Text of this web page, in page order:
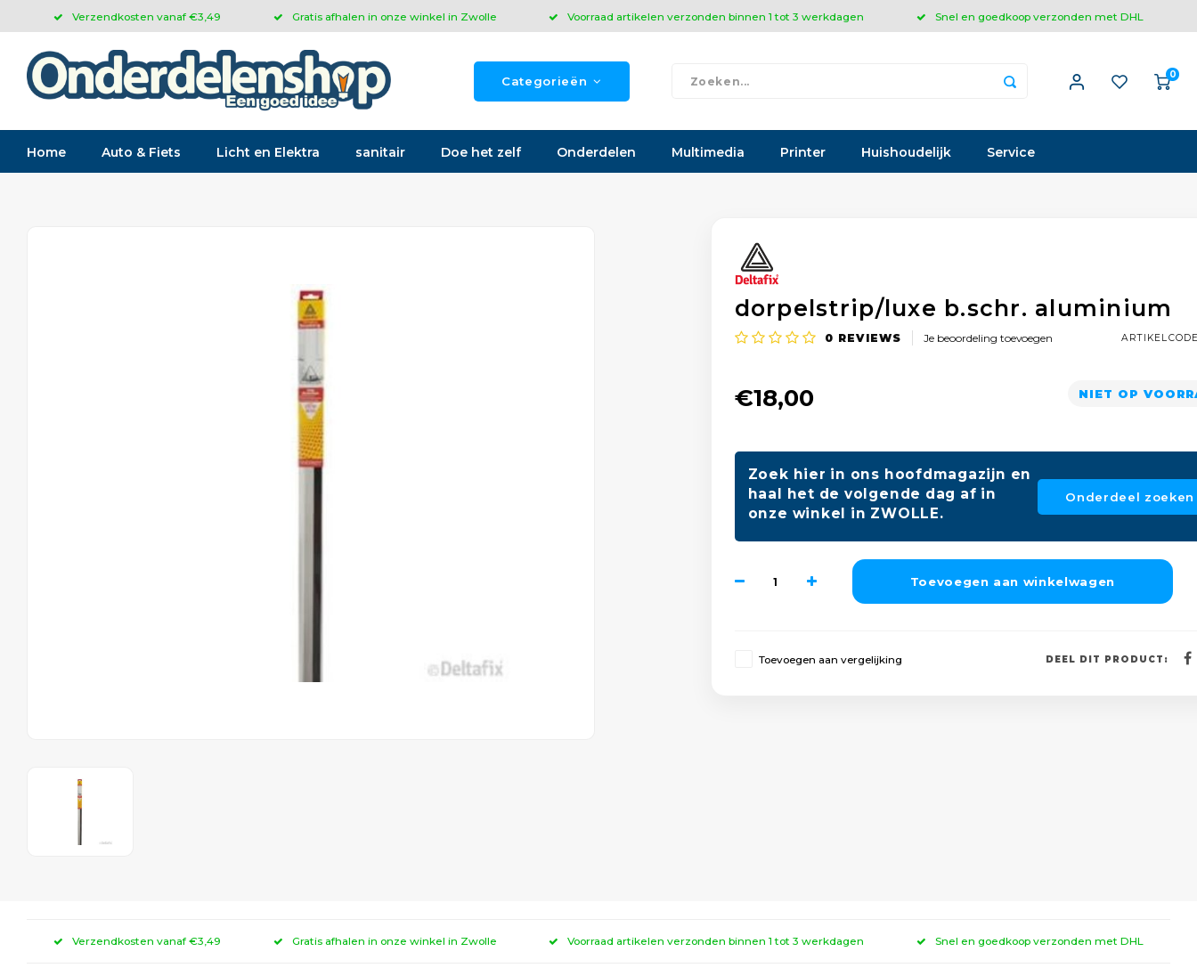
Verzendkosten vanaf €3,49 Gratis afhalen in onze winkel in Zwolle Voorraad artikelen verzonden binnen 1 tot 3 werkdagen Snel en goedkoop verzonden met DHL
Categorieën 0
Home Auto & Fiets Licht en Elektra sanitair Doe het zelf Onderdelen Multimedia Printer Huishoudelijk Service
dorpelstrip/luxe b.schr. aluminium
0 REVIEWS Je beoordeling toevoegen
€18,00 NIET OP
Zoek hier in ons hoofdmagazijn en
haal het de volgende dag af in
onze winkel in ZWOLLE.
Onderdeel zoeken
Toevoegen aan winkelwagen
Toevoegen aan vergelijking DEEL DIT PRODUCT:
Verzendkosten vanaf €3,49 Gratis afhalen in onze winkel in Zwolle Voorraad artikelen verzonden binnen 1 tot 3 werkdagen Snel en goedkoop verzonden met DHL